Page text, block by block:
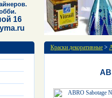
16
Краски декоративные >